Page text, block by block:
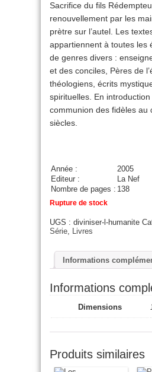
Sacrifice du fils
renouvellement par les
prètre sur l’autel. Les
appartiennent à toutes les
de genres divers :
et des conciles, Pères de
théologiens, écrits
spirituelles. En introduction
communion des fidèles au
siècles.
Année :
2005
Editeur :
La Nef
Nombre de pages : 138
Rupture de stock
UGS : diviniser-l-humanite
Série, Livres
Informations
Informations
Dimensions
Produits similaires